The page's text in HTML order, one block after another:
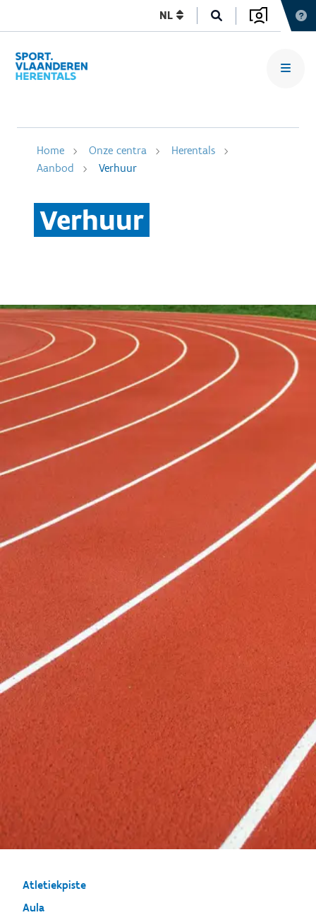
NL
Home Onze centra
Herentals
Aanbod
Verhuur
Verhuur
Atletiekpiste
Aula